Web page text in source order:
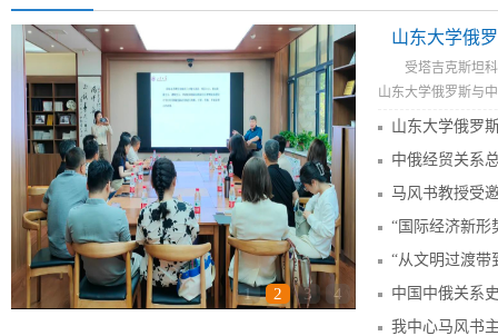
1 2 3 4
山东大学俄
受塔吉克斯坦
山东大学俄罗斯与
我中心马风书